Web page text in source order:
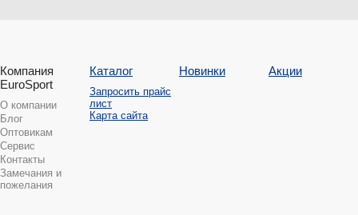
Компания
EuroSport
О компании
Блог
Оптовикам
Сервис
Контакты
Замечания и
пожелания
Каталог
Запросить прайс
лист
Карта сайта
Новинки Акции